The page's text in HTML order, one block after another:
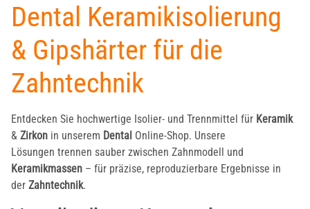
Dental Keramikisolierung
& Gipshärter für die
Zahntechnik
Entdecken Sie hochwertige Isolier- und Trennmittel für Keramik
& Zirkon in unserem Dental Online-Shop. Unsere
Lösungen trennen sauber zwischen Zahnmodell und
Keramikmassen – für präzise, reproduzierbare Ergebnisse in
der Zahntechnik.